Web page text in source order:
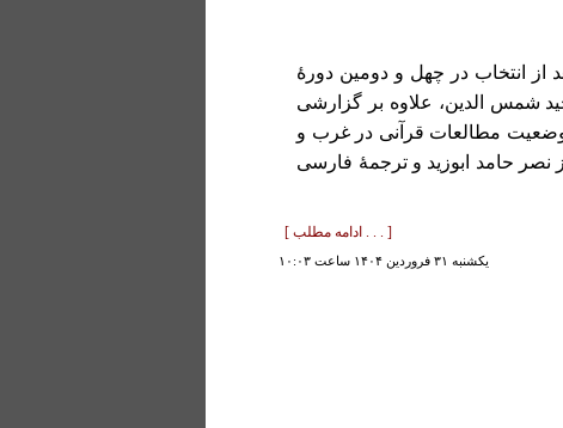
انتخاب در چهل و دومین دورۀ
شمس الدین، علاوه بر گزارشی
وضعیت مطالعات قرآنی در غرب و
نصر حامد ابوزید و ترجمۀ فارسی
[ . . . ادامه مطلب ]
يكشنبه ۳۱ فروردين ۱۴۰۴ ساعت ۱۰:۰۳